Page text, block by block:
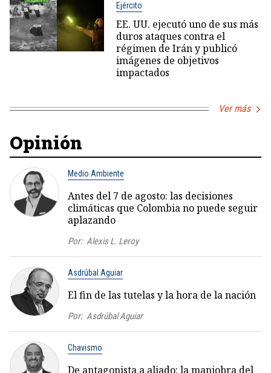
Ejército
EE. UU. ejecutó uno de sus más
duros ataques contra el
régimen de Irán y publicó
imágenes de objetivos
impactados
Ver más
Opinión
Medio Ambiente
Antes del 7 de agosto: las decisiones
climáticas que Colombia no puede seguir
aplazando
Por: Alexis L. Leroy
Asdrúbal Aguiar
El fin de las tutelas y la hora de la nación
Por: Asdrúbal Aguiar
Chavismo
De antagonista a aliado: la maniobra del